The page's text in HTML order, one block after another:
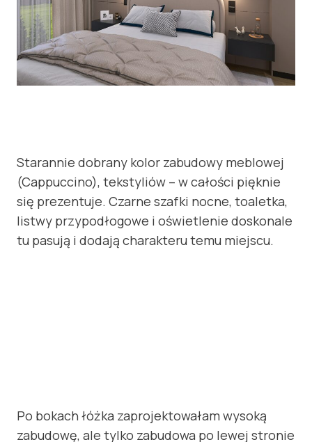
Starannie dobrany kolor zabudowy meblowej
(Cappuccino), tekstyliów – w całości pięknie
się prezentuje. Czarne szafki nocne, toaletka,
listwy przypodłogowe i oświetlenie doskonale
tu pasują i dodają charakteru temu miejscu.
Po bokach łóżka zaprojektowałam wysoką
zabudowę, ale tylko zabudowa po lewej stronie